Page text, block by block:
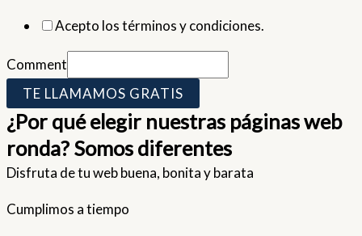
Acepto los términos y condiciones.
Comment
TE LLAMAMOS GRATIS
¿Por qué elegir nuestras páginas web
ronda? Somos diferentes
Disfruta de tu web buena, bonita y barata
Cumplimos a tiempo